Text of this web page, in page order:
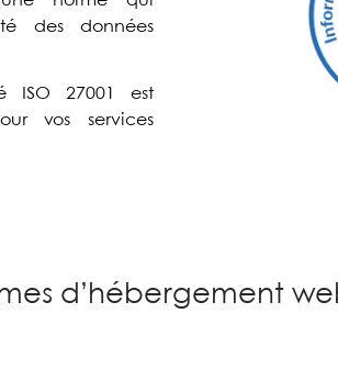
des données
ISO 27001 est
vos services
d’hébergement